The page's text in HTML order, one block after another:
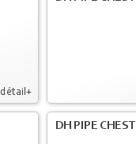
détail+
DH PIPE